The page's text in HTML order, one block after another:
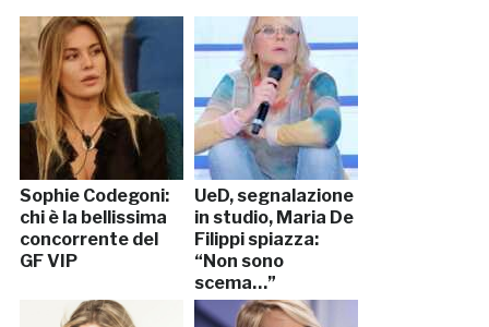
Sophie Codegoni:
chi è la bellissima
concorrente del
GF VIP
UeD, segnalazione
in studio, Maria De
Filippi spiazza:
“Non sono
scema…”